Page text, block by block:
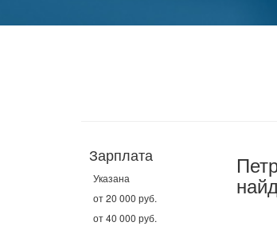
Зарплата
Указана
от 20 000 руб.
от 40 000 руб.